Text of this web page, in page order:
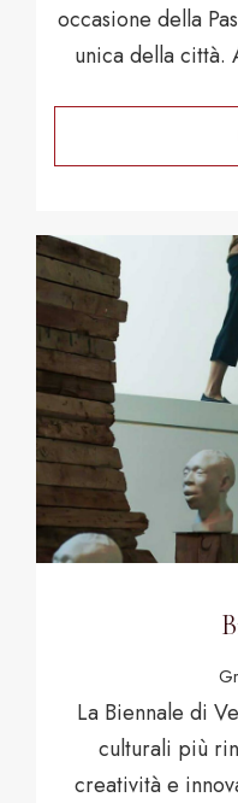
occasione della
unica della città.
La Biennale di
culturali più
creatività e